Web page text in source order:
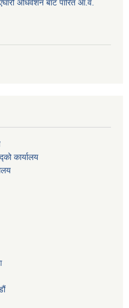
अधिवेशन बाट पारित आ.व.
कार्यालय